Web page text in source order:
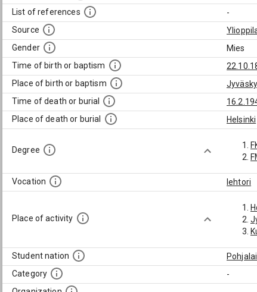
List of references
-
Source
Gender
Mies
Time of birth or baptism
Place of birth or baptism
Time of death or burial
Place of death or burial
Helsinki
Degree
Vocation lehtori
Place of activity
Student nation
Category
-